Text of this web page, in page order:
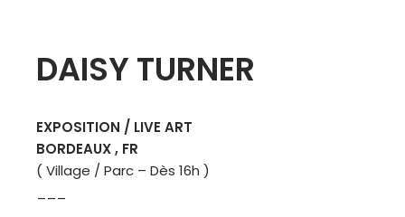
DAISY TURNER
EXPOSITION / LIVE ART
BORDEAUX , FR
( Village / Parc – Dès 16h )